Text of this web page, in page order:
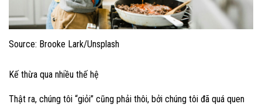
Source: Brooke Lark/Unsplash
Kế thừa qua nhiều thế hệ
Thật ra, chúng tôi “giỏi” cũng phải thôi, bởi chúng tôi đã quá quen